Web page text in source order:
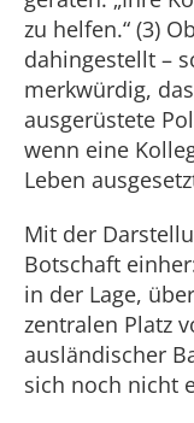
zu helfen.“ (3)
dahingestellt –
merkwürdig,
ausgerüstete
wenn eine
Leben
Mit der
Botschaft
in der Lage,
zentralen Platz
ausländischer
sich noch nicht